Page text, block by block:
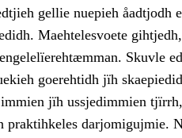
gellie nuepieh åadtjodh
Maehtelesvoete
Skuvle
goerehtidh jïh
jïh ussjedimmien
praktihkeles darjomigujmie.